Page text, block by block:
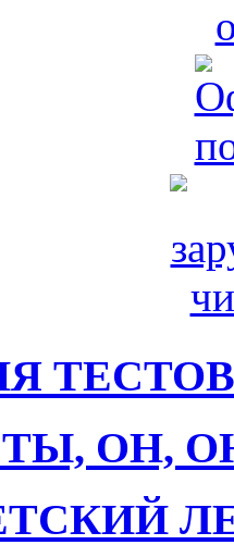
ТЕСТОВ
ОН,